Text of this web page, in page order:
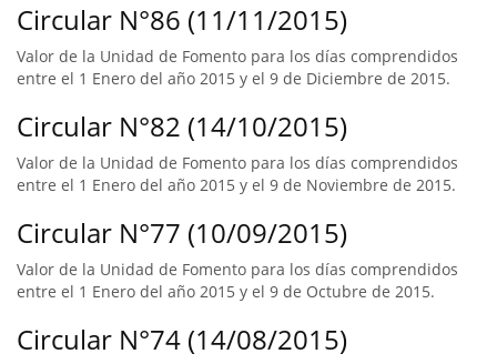
Circular N°86 (11/11/2015)
Valor de la Unidad de Fomento para los días comprendidos
entre el 1 Enero del año 2015 y el 9 de Diciembre de 2015.
Circular N°82 (14/10/2015)
Valor de la Unidad de Fomento para los días comprendidos
entre el 1 Enero del año 2015 y el 9 de Noviembre de 2015.
Circular N°77 (10/09/2015)
Valor de la Unidad de Fomento para los días comprendidos
entre el 1 Enero del año 2015 y el 9 de Octubre de 2015.
Circular N°74 (14/08/2015)